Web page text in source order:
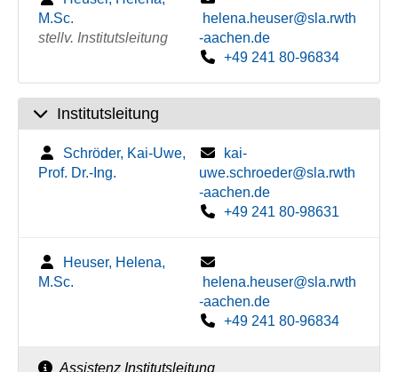
M.Sc.
stellv. Institutsleitung
helena.heuser@sla.rwth
-aachen.de
+49 241 80-96834
Institutsleitung
Schröder, Kai-Uwe,
Prof. Dr.-Ing.
kai-
uwe.schroeder@sla.rwth
-aachen.de
+49 241 80-98631
Heuser, Helena,
M.Sc.
helena.heuser@sla.rwth
-aachen.de
+49 241 80-96834
Assistenz Institutsleitung